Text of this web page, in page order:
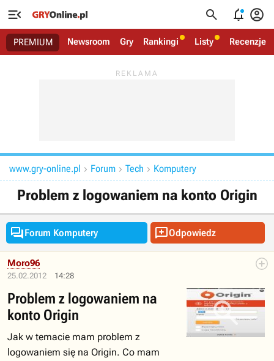
   
PREMIUM Newsroom Gry Rankingi Listy Recenzje
www.gry-online.pl  Forum  Tech  Komputery
Problem z logowaniem na konto Origin
Forum Komputery Odpowiedz
25.02.2012 14:28
Moro96
Problem z logowaniem na
konto Origin
Jak w temacie mam problem z
logowaniem się na Origin. Co mam